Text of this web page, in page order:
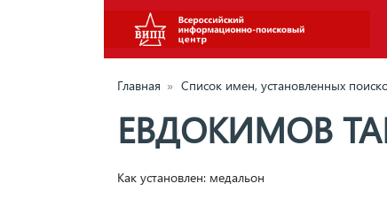
Главная » Список имен, установленных
ЕВДОКИМОВ
Как установлен: медальон